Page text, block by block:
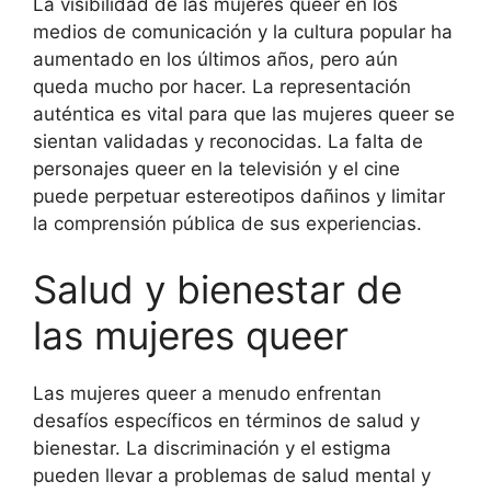
La visibilidad de las mujeres queer en los
medios de comunicación y la cultura popular ha
aumentado en los últimos años, pero aún
queda mucho por hacer. La representación
auténtica es vital para que las mujeres queer se
sientan validadas y reconocidas. La falta de
personajes queer en la televisión y el cine
puede perpetuar estereotipos dañinos y limitar
la comprensión pública de sus experiencias.
Salud y bienestar de
las mujeres queer
Las mujeres queer a menudo enfrentan
desafíos específicos en términos de salud y
bienestar. La discriminación y el estigma
pueden llevar a problemas de salud mental y